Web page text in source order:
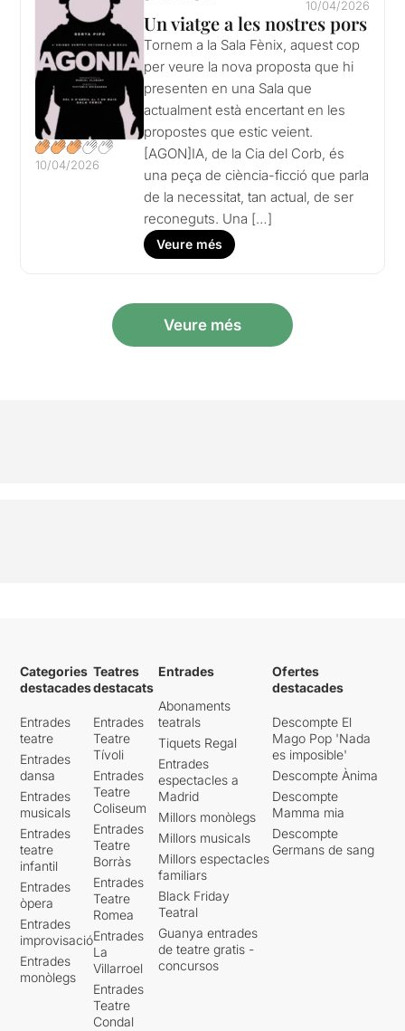
10/04/2026
10/04/2026
Un viatge a les nostres pors
Tornem a la Sala Fènix, aquest cop
per veure la nova proposta que hi
presenten en una Sala que
actualment està encertant en les
propostes que estic veient.
[AGON]IA, de la Cia del Corb, és
una peça de ciència-ficció que parla
de la necessitat, tan actual, de ser
reconeguts. Una […]
Veure més
Veure més
Categories
destacades
Entrades
teatre
Entrades
dansa
Entrades
musicals
Entrades
teatre
infantil
Entrades
òpera
Entrades
improvisació
Entrades
monòlegs
Teatres
destacats
Entrades
Teatre
Tívoli
Entrades
Teatre
Coliseum
Entrades
Teatre
Borràs
Entrades
Teatre
Romea
Entrades
La
Villarroel
Entrades
Teatre
Condal
Entrades
Abonaments
teatrals
Tiquets Regal
Entrades
espectacles a
Madrid
Millors monòlegs
Millors musicals
Millors espectacles
familiars
Black Friday
Teatral
Guanya entrades
de teatre gratis -
concursos
Ofertes
destacades
Descompte El
Mago Pop 'Nada
es imposible'
Descompte Ànima
Descompte
Mamma mia
Descompte
Germans de sang